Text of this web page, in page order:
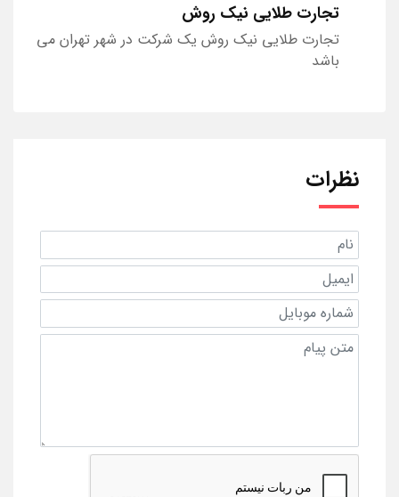
تجارت طلایی نیک روش
تجارت طلایی نیک روش یک شرکت در شهر تهران می
باشد
نظرات